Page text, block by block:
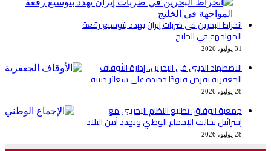
انخراط البحرين في ضربات إيران يهدد بتوسيع رقعة
المواجهة في الخليج
31 يوليو، 2026
الاضطهاد الديني في البحرين.. إدارة الأوقاف
الجعفرية تفرض قيودًا جديدة على شعائر دينية
28 يوليو، 2026
جمعية الوفاق: تطبيع النظام البحريني مع
إسرائيل يخالف الإجماع الوطني ويهدد أمن البلاد
28 يوليو، 2026